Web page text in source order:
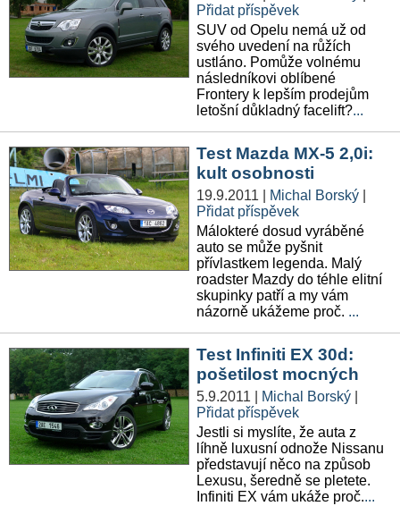
Přidat příspěvek
SUV od Opelu nemá už od
svého uvedení na růžích
ustláno. Pomůže volnému
následníkovi oblíbené
Frontery k lepším prodejům
letošní důkladný facelift?...
Test Mazda MX-5 2,0i:
kult osobnosti
19.9.2011 Michal Borský
Přidat příspěvek
Málokteré dosud vyráběné
auto se může pyšnit
přívlastkem legenda. Malý
roadster Mazdy do téhle elitní
skupinky patří a my vám
názorně ukážeme proč. ...
Test Infiniti EX 30d:
pošetilost mocných
5.9.2011 Michal Borský
Přidat příspěvek
Jestli si myslíte, že auta z
líhně luxusní odnože Nissanu
představují něco na způsob
Lexusu, šeredně se pletete.
Infiniti EX vám ukáže proč....